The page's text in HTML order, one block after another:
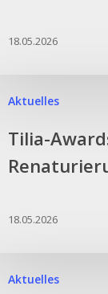
18.05.2026
Aktuelles
Tilia-
18.05.2026
Aktuelles